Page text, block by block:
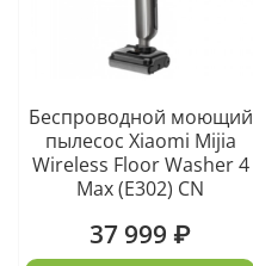
Беспроводной моющий
пылесос Xiaomi Mijia
Wireless Floor Washer 4
Max (Е302) CN
37 999 ₽